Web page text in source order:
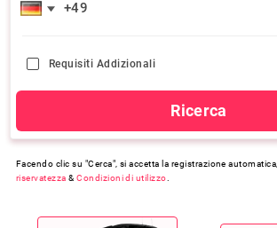
Requisiti Addizionali
Ricerca
Facendo clic su "Cerca", si accetta la registrazione automatica,
riservatezza &Condizioni di utilizzo